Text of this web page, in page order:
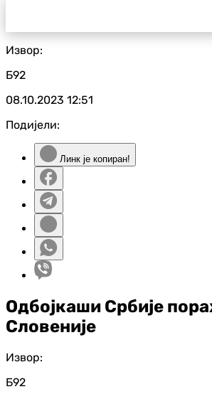
Извор:
Б92
08.10.2023 12:51
Подијели:
Линк је копиран!
Одбојкаши Србије
Словеније
Извор:
Б92